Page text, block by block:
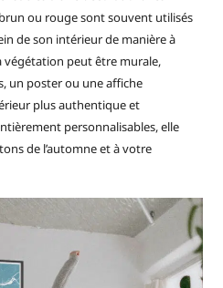
ou rouge sont souvent utilisés
de son intérieur de manière à
végétation peut être murale,
un poster ou une affiche
plus authentique et
personnalisables, elle
de l’automne et à votre